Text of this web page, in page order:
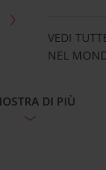
VEDI
NEL
DI PIÙ